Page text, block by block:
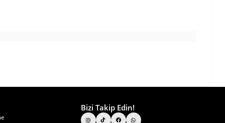
Bizi Takip Edin!